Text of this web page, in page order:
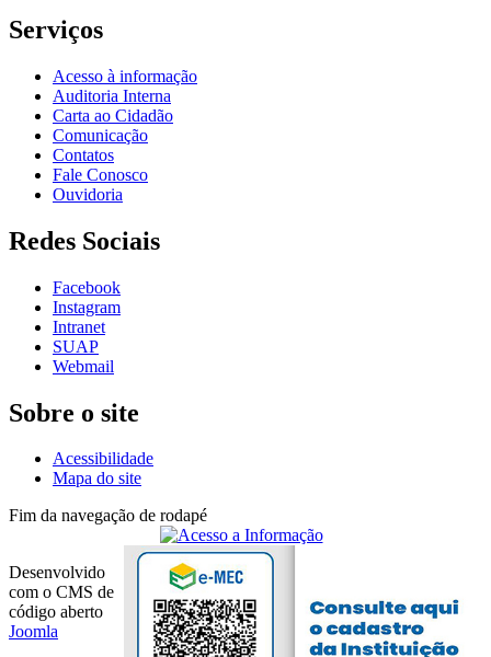
Serviços
Acesso à informação
Auditoria Interna
Carta ao Cidadão
Comunicação
Contatos
Fale Conosco
Ouvidoria
Redes Sociais
Facebook
Instagram
Intranet
SUAP
Webmail
Sobre o site
Acessibilidade
Mapa do site
Fim da navegação de rodapé
Desenvolvido
com o CMS de
código aberto
Joomla